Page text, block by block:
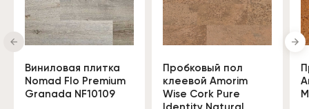
Виниловая плитка
Nomad Flo Premium
Granada NF10109
Пробковый пол
клеевой Amorim
Wise Cork Pure